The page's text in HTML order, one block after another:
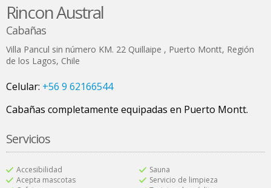
Rincon Austral
Cabañas
Villa Pancul sin número KM. 22 Quillaipe , Puerto Montt, Región
de los Lagos, Chile
Celular: +56 9 62166544
Cabañas completamente equipadas en Puerto Montt.
Servicios
Accesibilidad
Acepta mascotas
Sauna
Servicio de limpieza